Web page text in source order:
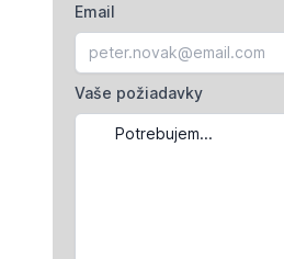
Email
Vaše požiadavky